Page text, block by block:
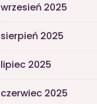
wrzesień 2025
sierpień 2025
lipiec 2025
czerwiec 2025